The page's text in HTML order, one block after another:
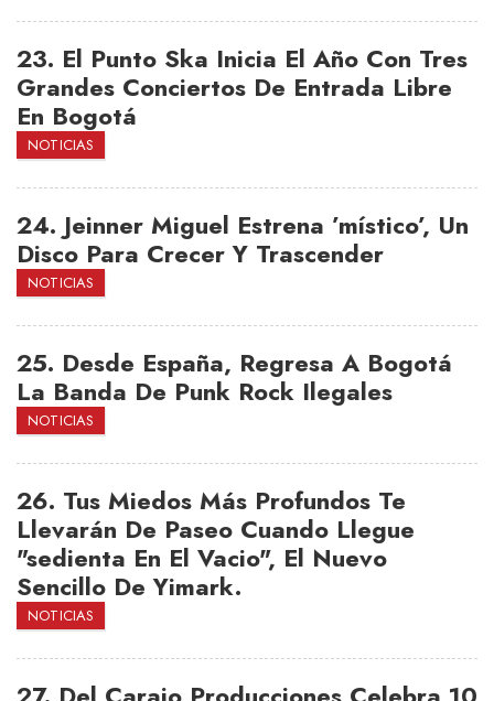
23. El Punto Ska Inicia El Año Con Tres
Grandes Conciertos De Entrada Libre
En Bogotá
NOTICIAS
24. Jeinner Miguel Estrena ’místico’, Un
Disco Para Crecer Y Trascender
NOTICIAS
25. Desde España, Regresa A Bogotá
La Banda De Punk Rock Ilegales
NOTICIAS
26. Tus Miedos Más Profundos Te
Llevarán De Paseo Cuando Llegue
"sedienta En El Vacio", El Nuevo
Sencillo De Yimark.
NOTICIAS